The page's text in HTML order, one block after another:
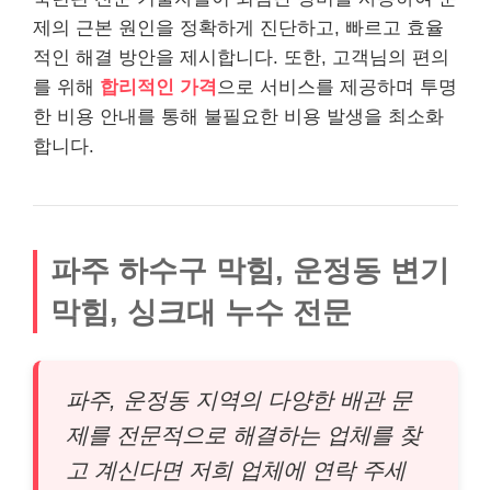
제의 근본 원인을 정확하게 진단하고, 빠르고 효율
적인 해결 방안을 제시합니다. 또한, 고객님의 편의
를 위해 합리적인 가격 으로 서비스를 제공하며 투명
한 비용 안내를 통해 불필요한 비용 발생을 최소화
합니다.
파주 하수구 막힘, 운정동 변기
막힘, 싱크대 누수 전문
파주, 운정동 지역의 다양한 배관 문
제를 전문적으로 해결하는 업체를 찾
고 계신다면 저희 업체에 연락 주세